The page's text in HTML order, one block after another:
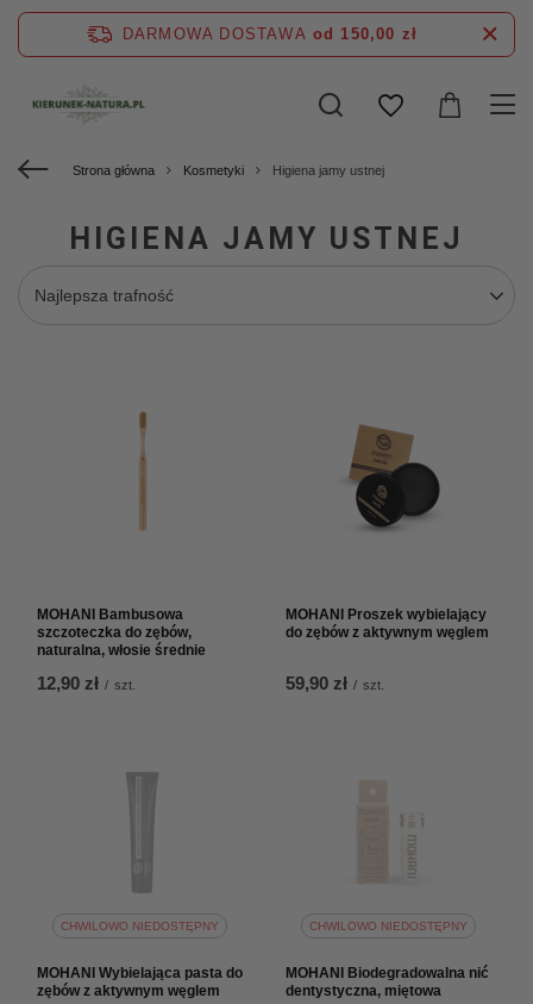
DARMOWA DOSTAWA od 150,00 zł
Strona główna Kosmetyki Higiena jamy ustnej
HIGIENA JAMY USTNEJ
Najlepsza trafność
MOHANI Bambusowa
szczoteczka do zębów,
naturalna, włosie średnie
12,90 zł / szt.
MOHANI Proszek wybielający
do zębów z aktywnym węglem
59,90 zł / szt.
CHWILOWO NIEDOSTĘPNY
MOHANI Wybielająca pasta do
zębów z aktywnym węglem
CHWILOWO NIEDOSTĘPNY
MOHANI Biodegradowalna nić
dentystyczna, miętowa